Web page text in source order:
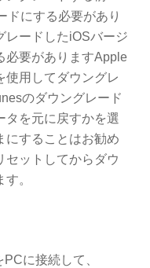
ドにする必要があり
レードしたiOSバージ
必要がありますApple
使用してダウングレ
のダウングレード
タを元に戻すかを選
にすることはお勧め
セットしてからダウ
。
に接続して、